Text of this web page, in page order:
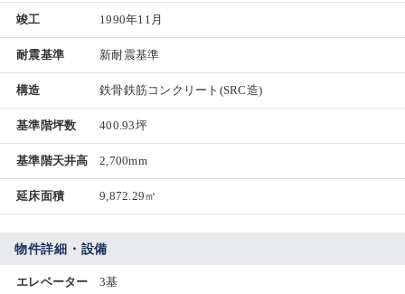
竣工 1990年11月
耐震基準 新耐震基準
構造 鉄骨鉄筋コンクリート(SRC造)
基準階坪数 400.93坪
基準階天井高 2,700mm
延床面積 9,872.29㎡
物件詳細・設備
エレベーター 3基